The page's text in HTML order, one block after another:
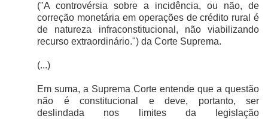
("A controvérsia sobre a incidência, ou não, de
correção monetária em operações de crédito rural é
de natureza infraconstitucional, não viabilizando
recurso extraordinário.") da Corte Suprema.
(...)
Em suma, a Suprema Corte entende que a questão
não é constitucional e deve, portanto, ser
deslindada nos limites da legislação